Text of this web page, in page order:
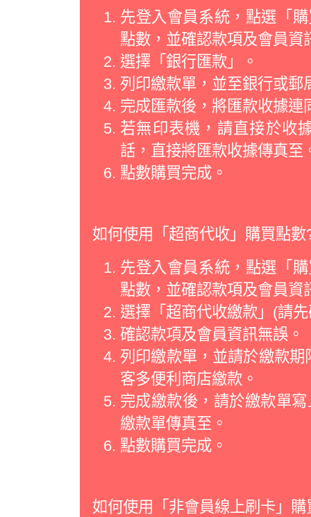
先登入會員系統，點選「
點數，並確認款項及會員資
選擇「銀行匯款」。
列印繳款單，並至銀行或郵
完成匯款後，將匯款收據連
若無印表機，請直接於收
話，直接將匯款收據傳真至
點數購買完成。
如何使用「超商代收」購買點數
先登入會員系統，點選「
點數，並確認款項及會員資
選擇「超商代收繳款」(請
確認款項及會員資訊無誤。
列印繳款單，並請於繳款
客多便利商店繳款。
完成繳款後，請於繳款單
繳款單傳真至。
點數購買完成。
如何使用「非會員線上刷卡」購